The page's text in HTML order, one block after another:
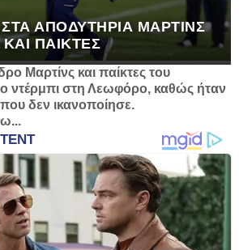
ΑΠΟΔΥΤΉΡΙΑ ΜΑΡΤΊΝΣ
ΚΑΙ ΠΑΊΚΤΕΣ
Μαρτίνς και παίκτες του
ντέρμπι στη Λεωφόρο, καθώς ήταν
δεν ικανοποίησε.